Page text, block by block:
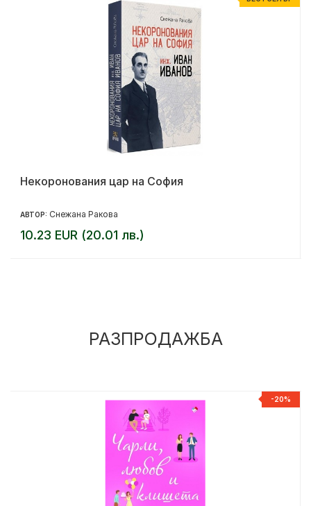
Некоронования цар на София
АВТОР: Снежана Ракова
10.23 EUR (20.01 лв.)
РАЗПРОДАЖБА
-20%